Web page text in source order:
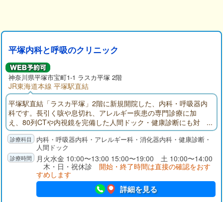
平塚内科と呼吸のクリニック
神奈川県平塚市宝町1-1 ラスカ平塚 2階
JR東海道本線 平塚駅直結
平塚駅直結「ラスカ平塚」2階に新規開院した、内科・呼吸器内
科です。長引く咳や息切れ、アレルギー疾患の専門診療に加
え、80列CTや内視鏡を完備した人間ドック・健康診断にも対
応。LINE呼出や後払いシステムで待ち時間の負担を軽減しま
す。地域に寄り添う「カラダの相談相手」として、精度の高い
診断と温かな医療を提供いたします。
内科・呼吸器内科・アレルギー科・消化器内科・健康診断・
人間ドック
月火水金 10:00〜13:00 15:00〜19:00 土 10:00〜14:00
木・日・祝休診 開始・終了時間は直接の確認をおす
すめします
詳細を見る